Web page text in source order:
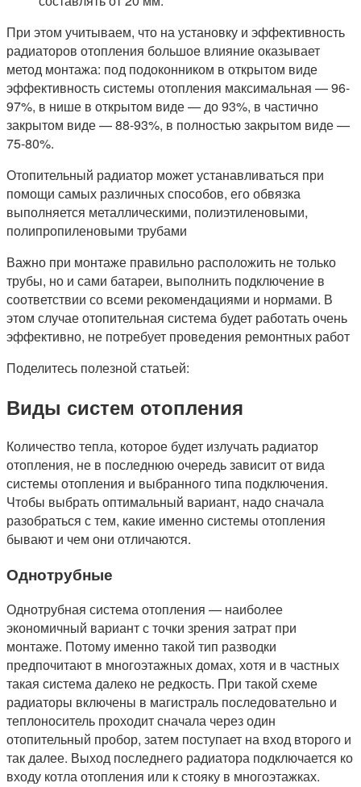
При этом учитываем, что на установку и эффективность
радиаторов отопления большое влияние оказывает
метод монтажа: под подоконником в открытом виде
эффективность системы отопления максимальная — 96-
97%, в нише в открытом виде — до 93%, в частично
закрытом виде — 88-93%, в полностью закрытом виде —
75-80%.
Отопительный радиатор может устанавливаться при
помощи самых различных способов, его обвязка
выполняется металлическими, полиэтиленовыми,
полипропиленовыми трубами
Важно при монтаже правильно расположить не только
трубы, но и сами батареи, выполнить подключение в
соответствии со всеми рекомендациями и нормами. В
этом случае отопительная система будет работать очень
эффективно, не потребует проведения ремонтных работ
Поделитесь полезной статьей:
Виды систем отопления
Количество тепла, которое будет излучать радиатор
отопления, не в последнюю очередь зависит от вида
системы отопления и выбранного типа подключения.
Чтобы выбрать оптимальный вариант, надо сначала
разобраться с тем, какие именно системы отопления
бывают и чем они отличаются.
Однотрубные
Однотрубная система отопления — наиболее
экономичный вариант с точки зрения затрат при
монтаже. Потому именно такой тип разводки
предпочитают в многоэтажных домах, хотя и в частных
такая система далеко не редкость. При такой схеме
радиаторы включены в магистраль последовательно и
теплоноситель проходит сначала через один
отопительный пробор, затем поступает на вход второго и
так далее. Выход последнего радиатора подключается ко
входу котла отопления или к стояку в многоэтажках.